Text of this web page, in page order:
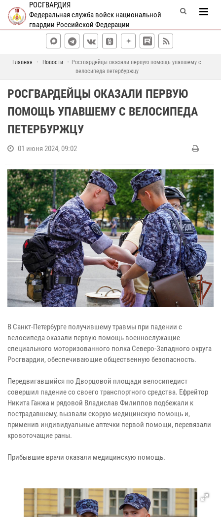
РОСГВАРДИЯ
Федеральная служба войск национальной
гвардии Российской Федерации
Главная Новости
Росгвардейцы оказали первую помощь упавшему с
велосипеда петербуржцу
РОСГВАРДЕЙЦЫ ОКАЗАЛИ ПЕРВУЮ
ПОМОЩЬ УПАВШЕМУ С ВЕЛОСИПЕДА
ПЕТЕРБУРЖЦУ
01 июня 2024, 09:02
В Санкт-Петербурге получившему травмы при падении с
велосипеда оказали первую помощь военнослужащие
специального моторизованного полка Северо-Западного округа
Росгвардии, обеспечивающие общественную безопасность.
Передвигавшийся по Дворцовой площади велосипедист
совершил падение со своего транспортного средства. Ефрейтор
Никита Ганжа и рядовой Владислав Филиппов подбежали к
пострадавшему, вызвали скорую медицинскую помощь и,
применив индивидуальные аптечки первой помощи, перевязали
кровоточащие раны.
Прибывшие врачи оказали медицинскую помощь.